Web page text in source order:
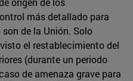
más detallado para
de la Unión. Solo
el restablecimiento del
(durante un periodo
de amenaza grave para